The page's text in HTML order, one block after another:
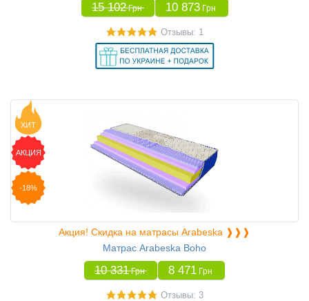
15 102 Грн 10 873 Грн
Отзывы: 1
ХИТ
АКЦИЯ
-18%
Акция! Скидка на матрасы Arabeska ❱❱❱
Матрас Arabeska Boho
10 331 Грн 8 471 Грн
Отзывы: 3